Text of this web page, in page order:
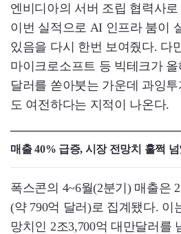
엔비디아의 서버 조립 협력사
이번 실적으로 AI 인프라 붐이
있음을 다시 한번 보여줬다. 다
마이크로소프트 등 빅테크가
달러를 쏟아붓는 가운데 과잉
도 여전하다는 지적이 나온다.
매출 40% 급증, 시장 전망치 훌쩍
폭스콘의 4~6월(2분기) 매출은
(약 790억 달러)로 집계됐다. 이
망치인 2조3,700억 대만달러를